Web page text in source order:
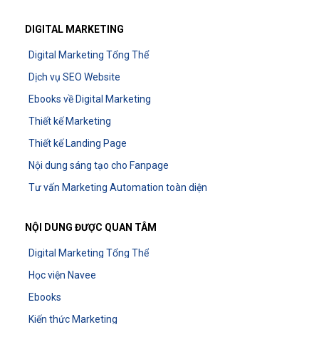
DIGITAL MARKETING
Digital Marketing Tổng Thể
Dịch vụ SEO Website
Ebooks về Digital Marketing
Thiết kế Marketing
Thiết kế Landing Page
Nội dung sáng tạo cho Fanpage
Tư vấn Marketing Automation toàn diện
NỘI DUNG ĐƯỢC QUAN TÂM
Digital Marketing Tổng Thể
Học viện Navee
Ebooks
Kiến thức Marketing